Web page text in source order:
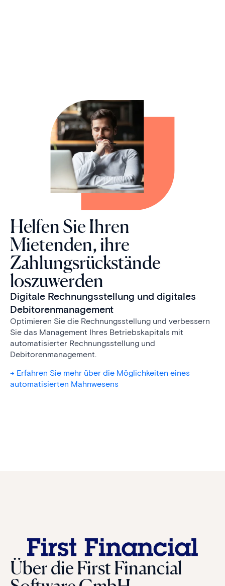
Helfen Sie Ihren
Mietenden, ihre
Zahlungsrückstände
loszuwerden
Digitale Rechnungsstellung und digitales
Debitorenmanagement
Optimieren Sie die Rechnungsstellung und verbessern
Sie das Management Ihres Betriebskapitals mit
automatisierter Rechnungsstellung und
Debitorenmanagement.
-> Erfahren Sie mehr über die Möglichkeiten eines
automatisierten Mahnwesens
Über die First Financial